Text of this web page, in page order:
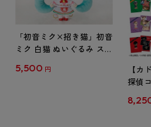
「初音ミク×招き猫」初音
ミク 白猫 ぬいぐるみ スタ
5,500 円
【カ
探偵
クリ